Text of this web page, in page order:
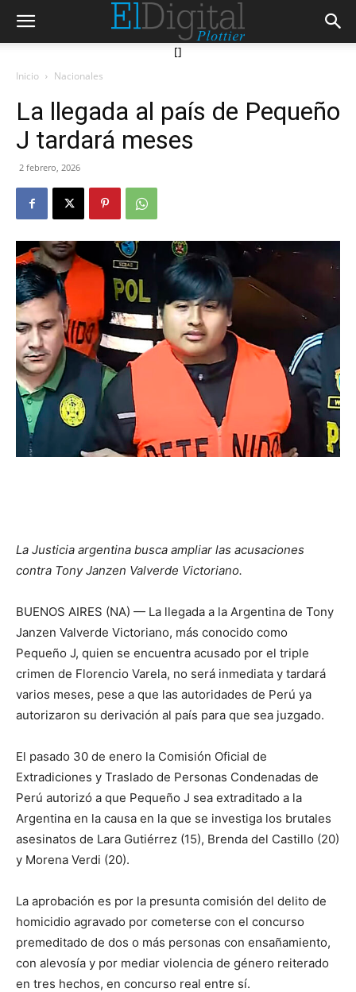
[]
Inicio Nacionales
La llegada al país de Pequeño
J tardará meses
2 febrero, 2026
La Justicia argentina busca ampliar las acusaciones
contra Tony Janzen Valverde Victoriano.
BUENOS AIRES (NA) — La llegada a la Argentina de Tony
Janzen Valverde Victoriano, más conocido como
Pequeño J, quien se encuentra acusado por el triple
crimen de Florencio Varela, no será inmediata y tardará
varios meses, pese a que las autoridades de Perú ya
autorizaron su derivación al país para que sea juzgado.
El pasado 30 de enero la Comisión Oficial de
Extradiciones y Traslado de Personas Condenadas de
Perú autorizó a que Pequeño J sea extraditado a la
Argentina en la causa en la que se investiga los brutales
asesinatos de Lara Gutiérrez (15), Brenda del Castillo (20)
y Morena Verdi (20).
La aprobación es por la presunta comisión del delito de
homicidio agravado por cometerse con el concurso
premeditado de dos o más personas con ensañamiento,
con alevosía y por mediar violencia de género reiterado
en tres hechos, en concurso real entre sí.